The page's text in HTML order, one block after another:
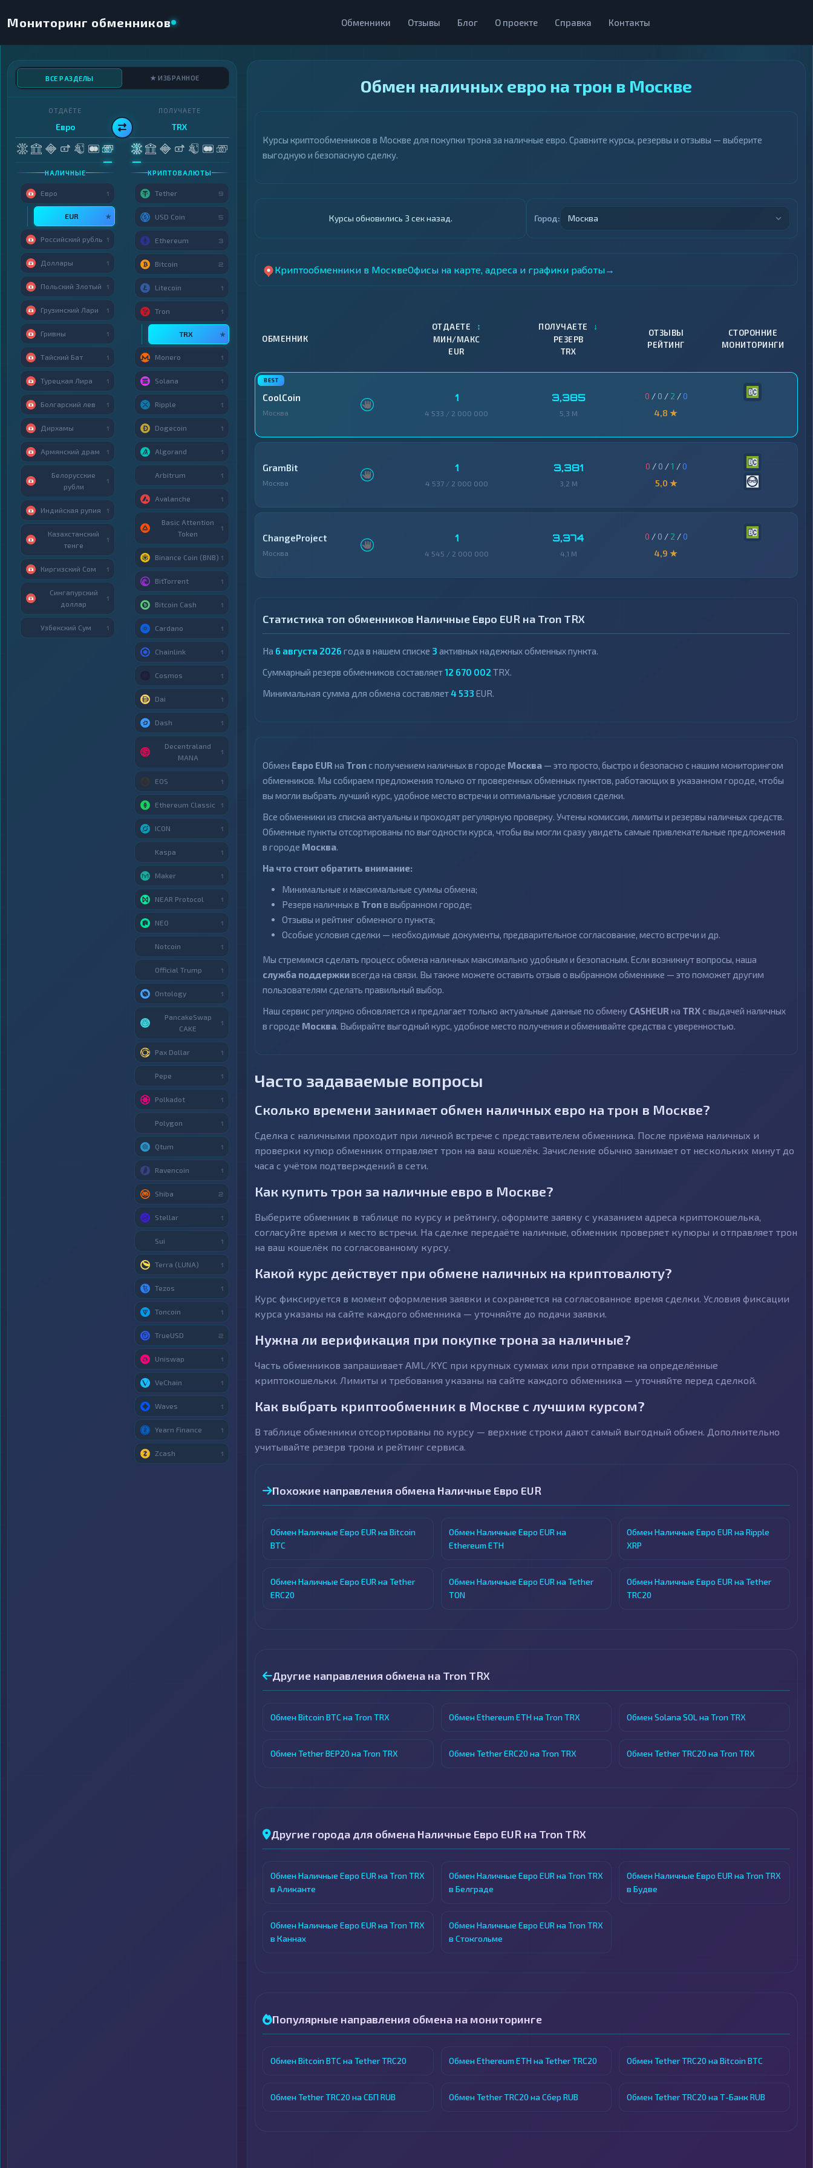
Мониторинг обменников Обменники Отзывы Блог О проекте Справка Контакты
Обмен наличных евро на трон в Москве
Курсы криптообменников в Москве для покупки трона за наличные евро. Сравните курсы, резервы и отзывы — выберите
выгодную и безопасную сделку.
Курсы обновились 4 сек назад. Город: Москва
Криптообменники в МосквеОфисы на карте, адреса и графики работы →
ОБМЕННИК
ОТДАЕТЕ ↕
МИН/МАКС
EUR
ПОЛУЧАЕТЕ ↓
РЕЗЕРВ
TRX
ОТЗЫВЫ
РЕЙТИНГ
СТОРОННИЕ
МОНИТОРИНГИ
CoolCoin
Москва
1
4 533 / 2 000 000
3,385
5,3 M
0 / 0 / 2 /0
4,8 ★
GramBit
Москва
1
4 537 / 2 000 000
3,381
3,2 M
0 / 0 /1 /0
5,0 ★
ChangeProject
Москва
1
4 545 / 2 000 000
3,374
4,1 M
0 / 0 / 2 /0
4,9 ★
Статистика топ обменников Наличные Евро EUR на Tron TRX
На 6 августа 2026 года в нашем списке 3 активных надежных обменных пункта.
Суммарный резерв обменников составляет12 670 002 TRX.
Минимальная сумма для обмена составляет4 533 EUR.
Обмен Евро EUR на Tronс получением наличных в городе Москва — это просто, быстро и безопасно с нашим мониторингом
обменников. Мы собираем предложения только от проверенных обменных пунктов, работающих в указанном городе, чтобы
вы могли выбрать лучший курс, удобное место встречи и оптимальные условия сделки.
Все обменники из списка актуальны и проходят регулярную проверку. Учтены комиссии, лимиты и резервы наличных средств.
Обменные пункты отсортированы по выгодности курса, чтобы вы могли сразу увидеть самые привлекательные предложения
в городе Москва.
На что стоит обратить внимание:
Минимальные и максимальные суммы обмена;
Резерв наличных в Tronв выбранном городе;
Отзывы и рейтинг обменного пункта;
Особые условия сделки — необходимые документы, предварительное согласование, место встречи и др.
Мы стремимся сделать процесс обмена наличных максимально удобным и безопасным. Если возникнут вопросы, наша
служба поддержкивсегда на связи. Вы также можете оставить отзыв о выбранном обменнике — это поможет другим
пользователям сделать правильный выбор.
Наш сервис регулярно обновляется и предлагает только актуальные данные по обмену CASHEUR на TRXс выдачей наличных
в городе Москва. Выбирайте выгодный курс, удобное место получения и обменивайте средства с уверенностью.
Часто задаваемые вопросы
Сколько времени занимает обмен наличных евро на трон в Москве?
Сделка с наличными проходит при личной встрече с представителем обменника. После приёма наличных и
проверки купюр обменник отправляет трон на ваш кошелёк. Зачисление обычно занимает от нескольких минут до
часа с учётом подтверждений в сети.
Как купить трон за наличные евро в Москве?
Выберите обменник в таблице по курсу и рейтингу, оформите заявку с указанием адреса криптокошелька,
согласуйте время и место встречи. На сделке передаёте наличные, обменник проверяет купюры и отправляет трон
на ваш кошелёк по согласованному курсу.
Какой курс действует при обмене наличных на криптовалюту?
Курс фиксируется в момент оформления заявки и сохраняется на согласованное время сделки. Условия фиксации
курса указаны на сайте каждого обменника — уточняйте до подачи заявки.
Нужна ли верификация при покупке трона за наличные?
Часть обменников запрашивает AML/KYC при крупных суммах или при отправке на определённые
криптокошельки. Лимиты и требования указаны на сайте каждого обменника — уточняйте перед сделкой.
Как выбрать криптообменник в Москве с лучшим курсом?
В таблице обменники отсортированы по курсу — верхние строки дают самый выгодный обмен. Дополнительно
учитывайте резерв трона и рейтинг сервиса.
Похожие направления обмена Наличные Евро EUR
Обмен Наличные Евро EUR на Bitcoin
BTC
Обмен Наличные Евро EUR на
Ethereum ETH
Обмен Наличные Евро EUR на Ripple
XRP
Обмен Наличные Евро EUR на Tether
ERC20
Обмен Наличные Евро EUR на Tether
TON
Обмен Наличные Евро EUR на Tether
TRC20
Другие направления обмена на Tron TRX
Обмен Bitcoin BTC на Tron TRX Обмен Ethereum ETH на Tron TRX Обмен Solana SOL на Tron TRX
Обмен Tether BEP20 на Tron TRX Обмен Tether ERC20 на Tron TRX Обмен Tether TRC20 на Tron TRX
Другие города для обмена Наличные Евро EUR на Tron TRX
Обмен Наличные Евро EUR на Tron TRX
в Аликанте
Обмен Наличные Евро EUR на Tron TRX
в Белграде
Обмен Наличные Евро EUR на Tron TRX
в Будве
Обмен Наличные Евро EUR на Tron TRX
в Каннах
Обмен Наличные Евро EUR на Tron TRX
в Стокгольме
Популярные направления обмена на мониторинге
Обмен Bitcoin BTC на Tether TRC20 Обмен Ethereum ETH на Tether TRC20 Обмен Tether TRC20 на Bitcoin BTC
Обмен Tether TRC20 на СБП RUB Обмен Tether TRC20 на Сбер RUB Обмен Tether TRC20 на Т-Банк RUB
ВСЕ РАЗДЕЛЫ ★ ИЗБРАННОЕ
ОТДАЁТЕ
Евро
НАЛИЧНЫЕ
Евро 1
EUR ★
Российский рубль 1
Доллары 1
Польский Злотый 1
Грузинский Лари 1
Гривны 1
Тайский Бат 1
Турецкая Лира 1
Болгарский лев 1
Дирхамы 1
Армянский драм 1
Белорусские
рубли
1
Индийская рупия 1
Казахстанский
тенге
1
Киргизский Сом 1
Сингапурский
доллар
1
Узбекский Сум 1
ПОЛУЧАЕТЕ
TRX
КРИПТОВАЛЮТЫ
Tether 9
USD Coin 5
Ethereum 3
Bitcoin 2
Litecoin 1
Tron 1
TRX ★
Monero 1
Solana 1
Ripple 1
Dogecoin 1
Algorand 1
Arbitrum 1
Avalanche 1
Basic Attention
Token
1
Binance Coin (BNB) 1
BitTorrent 1
Bitcoin Cash 1
Cardano 1
Chainlink 1
Cosmos 1
Dai 1
Dash 1
Decentraland
MANA
1
EOS 1
Ethereum Classic 1
ICON 1
Kaspa 1
Maker 1
NEAR Protocol 1
NEO 1
Notcoin 1
Official Trump 1
Ontology 1
PancakeSwap
CAKE
1
Pax Dollar 1
Pepe 1
Polkadot 1
Polygon 1
Qtum 1
Ravencoin 1
Shiba 2
Stellar 1
Sui 1
Terra (LUNA) 1
Tezos 1
Toncoin 1
TrueUSD 2
Uniswap 1
VeChain 1
Waves 1
Yearn Finance 1
Zcash 1